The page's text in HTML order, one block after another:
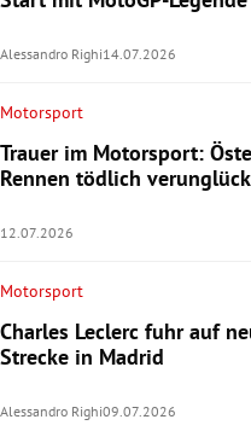
Alessandro Righi14.07.2026
Motorsport
Trauer im Motorsport:
Rennen tödlich
12.07.2026
Motorsport
Charles Leclerc fuhr auf
Strecke in Madrid
Alessandro Righi09.07.2026